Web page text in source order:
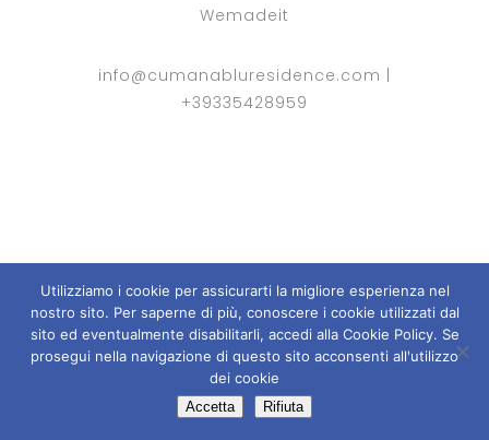
Wemadeit
info@cumanabluresidence.com |
+39335428959
Utilizziamo i cookie per assicurarti la migliore esperienza nel
nostro sito. Per saperne di più, conoscere i cookie utilizzati dal
sito ed eventualmente disabilitarli, accedi alla Cookie Policy. Se
prosegui nella navigazione di questo sito acconsenti all'utilizzo
dei cookie
Accetta Rifiuta